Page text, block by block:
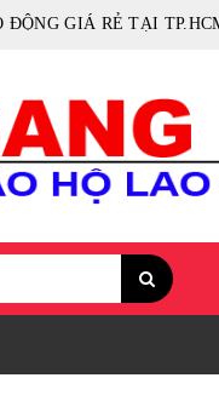
ĐỘNG GIÁ RẺ TẠI